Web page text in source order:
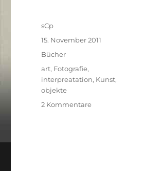
Autor
sCp
Veröffentlicht
am
15. November 2011
Kategorien
Bücher
Schlagwörter
art, Fotografie,
interpreatation, Kunst,
objekte
2 Kommentarezu